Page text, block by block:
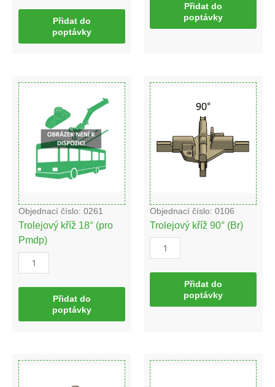
Přidat do
poptávky
Přidat do
poptávky
Objednací číslo: 0261
Trolejový kříž 18° (pro
Pmdp)
Trolejový
kříž
18°
(pro
Pmdp)
množství
Přidat do
poptávky
Objednací číslo: 0106
Trolejový kříž 90° (Br)
Trolejový
kříž
90°
(Br)
množství
Přidat do
poptávky
Trolejový
kříž
Trolejový
kříž